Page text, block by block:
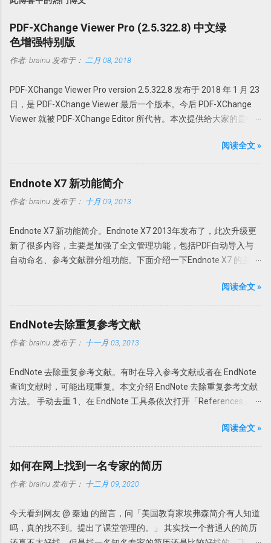
PDF-XChange Viewer Pro (2.5.322.8) 中文绿
色增强特别版
作者: brainu 发布于： 二月 08, 2018
PDF-XChange Viewer Pro version 2.5.322.8 发布于 2018 年 1 月 23
日，是 PDF-XChange Viewer 最后一个版本。今后 PDF-XChange
Viewer 就被 PDF-XChange Editor 所代替。本次提供给大家的是中
体积，最快最可靠的性能为用户创建世界最佳的 PDF 全能软件。它
采用领先的优化和压缩技术、高级内存管理支持对 PDF 进行查看、
创建、转换为 Office 文档、添加编辑或修改、提取 PDF 图像、文
本、为 PDF 文档添加水印、直接扫描到 PDF 等全能操作。 本版特点
1. 绿色便携，无需安装，解压即可使用； 中文界面； 特别版，可选
用方法 PDFX_Vwr_Port 压缩文件中为主程序，解压到一个目录中。
建议不要直接解压到根目录或者解压到当前文件夹，建议解压到一
个特定文件夹，如 PDFXCview。此时是免费版，有一定广告，功能
文件中为 OCR 识别文件，解压到 PDF-XChange Viewer 的目录文件
即可使用文字识别。
Howsci.com_PDFXChange_Viewer_PRO_Crack 压缩文件中是破解
论据，根据自己操作系统的不同，复制 X86 或者 X64 文件夹内的文
注：如果是32 位操作系统，复制 X86 里面的文件，如果是 64 位操
作系统，复制 X64 文件夹内的文件。 下载地址
https://howsci.pipipan.com/fs/1583321-237058340 链接:
阅读全文 »
Endnote X7 新功能简介
作者: brainu 发布于： 十月 09, 2013
Endnote X7 新功能简介。Endnote X7 2013年发布了，此次升级更
新了很多内容，主要是加强了全文管理功能，包括PDF自动导入与
自动命名、参考文献群分组功能。下面介绍一下Endnote X7 的主要
File-Import-File或Fold功能导入文献或者目录。此次Endnote X7的
PDF自动导入更省事。可以为Endnote X7指定一个文件夹，只要该
文件夹的新的PDF下载，Endnote X7就可以自动导入，完全不用人
干预。省事吧！连手动导入都省了。 具体设置 进入
Edit→Preferences-PDF Handling，选择Enable automatic
可。 只要今后该文件夹内有新文献存入，Endnote X7 就可以自
动导入新的文献。 但是注意Endnote X7 不能自动导入完整的资料，
有时可以缺少部分内容，如摘要或者页码等等。此时需要手动补
重命名：PDF Auto Renaming Options 以前通过File-Import-File或
Fold功能导入的文献或者通过File Attachments添加的附件，PDF文
件名都以原始名称。这样做的坏外有很多，因为很多下载的文章名
称都是一些无意义的名字，如数字和字母的组合。在Endnote存档
串数字和字母下面的文献是什么内容。需要一个个的打开看看才知
道。 此处Endnote X7升级更新了可以自动重命名功能：PDF Auto
Renaming Options。可以根据设定的规则自动重命名新添加的PDF
阅读全文 »
EndNote去除重复参考文献
作者: brainu 发布于： 十一月 03, 2013
EndNote 去除重复参考文献。有时在导入参考文献或者在 EndNote
查询文献时，可能出现重复。本文介绍 EndNote 去除重复参考文献
方法。 手动去重 1、在 EndNote 工具条依次打开「References」
参考文献，然后选择保留哪一个。 3、如果选择「Cancel」，可以
回到EndNote，一次性删除重复的参考文献。 EndNote如何判定参
考文献是否重复？此时需要设置一下。 依次选择「Edit」
→「Preferences」→「Duplicates」 一般来讲，如果两篇文献的作
者，发表年代，以及题目一样即可认为是一样的参考文献。因此，
重 其实我们完全可以把去重完全自动化。 依次打开Edit」
→「Preferences」→「Duplicates」，选择「Atuomatically
阅读全文 »
如何在网上找到一名专家的简历
作者: brainu 发布于： 十二月 09, 2020
今天看到网友 @ 秦迪 的留言，问「美国教育家埃弗森简介有人知道
吗，真的找不到。提出了课堂管理的。」 其实找一个普通人的简历